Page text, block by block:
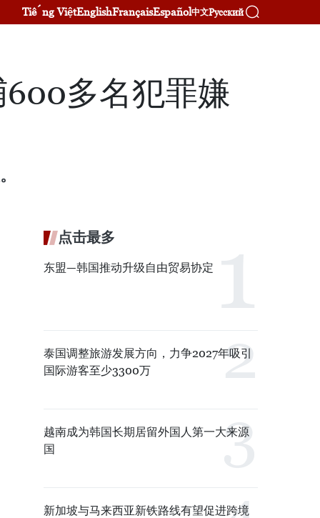
Tiếng ViệtEnglishFrançaisEspañol中文Русский
多名犯罪嫌
点击最多
东盟—韩国推动升级自由贸易协定
泰国调整旅游发展方向，力争2027年吸引
国际游客至少3300万
越南成为韩国长期居留外国人第一大来源
国
新加坡与马来西亚新铁路线有望促进跨境